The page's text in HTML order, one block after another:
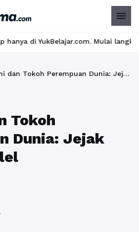
menu
Mulai langkah
Kartini dan Tokoh Perempuan Dunia: Jejak yang Paralel
Tokoh
Dunia: Jejak